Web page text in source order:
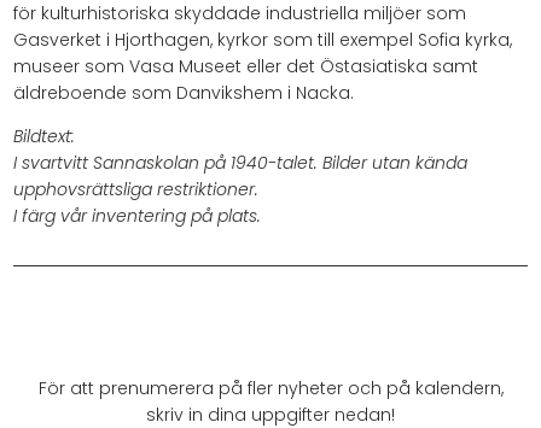
för kulturhistoriska skyddade industriella miljöer som
Gasverket i Hjorthagen, kyrkor som till exempel Sofia kyrka,
museer som Vasa Museet eller det Östasiatiska samt
äldreboende som Danvikshem i Nacka.
Bildtext:
I svartvitt Sannaskolan på 1940-talet. Bilder utan kända
upphovsrättsliga restriktioner.
I färg vår inventering på plats.
För att prenumerera på fler nyheter och på kalendern,
skriv in dina uppgifter nedan!